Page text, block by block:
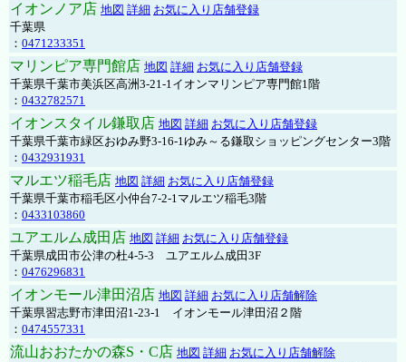
イオンノア店 地図 詳細 お気に入り店舗登録
千葉県
： 0471233351
マリンピア専門館店 地図 詳細 お気に入り店舗登録
千葉県千葉市美浜区高洲3-21-1イオンマリンピア専門館1階
： 0432782571
イオンスタイル鎌取店 地図 詳細 お気に入り店舗登録
千葉県千葉市緑区おゆみ野3-16-1ゆみ～る鎌取ショッピングセンター3階
： 0432931931
マルエツ稲毛店 地図 詳細 お気に入り店舗登録
千葉県千葉市稲毛区小仲台7-2-1マルエツ稲毛3階
： 0433103860
ユアエルム成田店 地図 詳細 お気に入り店舗登録
千葉県成田市公津の杜4-5-3 ユアエルム成田3F
： 0476296831
イオンモール津田沼店 地図 詳細 お気に入り店舗解除
千葉県習志野市津田沼1-23-1 イオンモール津田沼２階
： 0474557331
流山おおたかの森S・C店 地図 詳細 お気に入り店舗解除